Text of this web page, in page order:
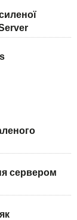
сервером